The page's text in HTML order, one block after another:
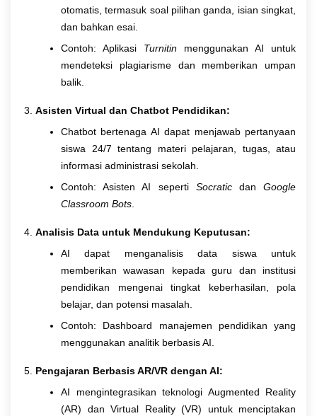
otomatis, termasuk soal pilihan ganda, isian singkat,
dan bahkan esai.
Contoh: Aplikasi Turnitin menggunakan AI untuk
mendeteksi plagiarisme dan memberikan umpan
balik.
Asisten Virtual dan Chatbot Pendidikan:
Chatbot bertenaga AI dapat menjawab pertanyaan
siswa 24/7 tentang materi pelajaran, tugas, atau
informasi administrasi sekolah.
Contoh: Asisten AI seperti SocraticdanGoogle
Classroom Bots.
Analisis Data untuk Mendukung Keputusan:
AI dapat menganalisis data siswa untuk
memberikan wawasan kepada guru dan institusi
pendidikan mengenai tingkat keberhasilan, pola
belajar, dan potensi masalah.
Contoh: Dashboard manajemen pendidikan yang
menggunakan analitik berbasis AI.
Pengajaran Berbasis AR/VR dengan AI:
AI mengintegrasikan teknologi Augmented Reality
(AR) dan Virtual Reality (VR) untuk menciptakan